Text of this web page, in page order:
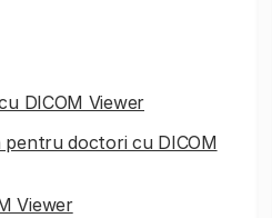
DICOM Viewer
pentru doctori cu DICOM
Viewer